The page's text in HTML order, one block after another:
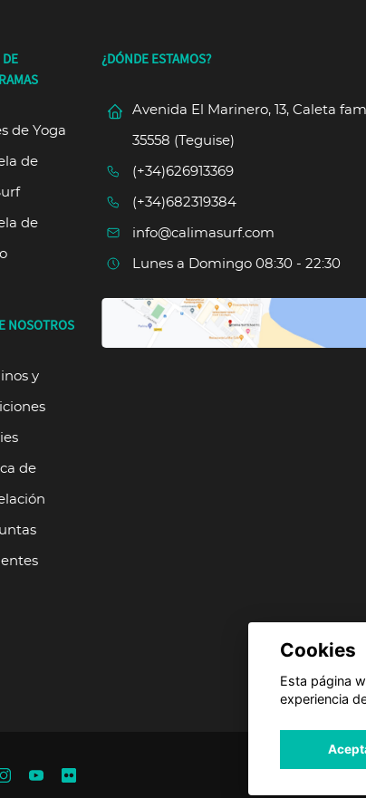
de Yoga
de
de
NOSOTROS
y
de
¿DÓNDE ESTAMOS?
Avenida El Marinero, 13, Caleta
35558 (Teguise)
(+34)626913369
(+34)682319384
info@calimasurf.com
Lunes a Domingo 08:30 - 22:30
Cookies
Esta página
experiencia